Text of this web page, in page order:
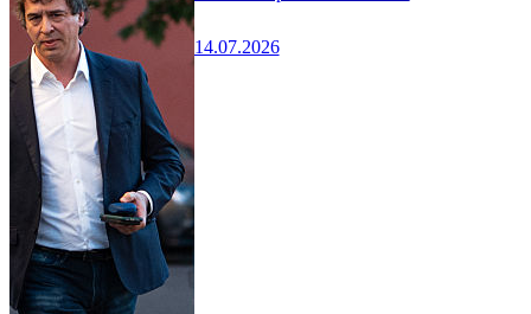
14.07.2026